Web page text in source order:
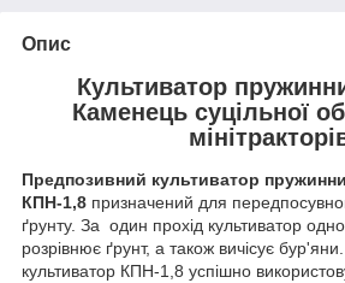
Опис
Культиватор
Каменець суцільної
Предпозивний культиватор
КПН-1,8 призначений для
ґрунту. За один прохід культиватор
розрівнює ґрунт, а також вичісує
культиватор КПН-1,8 успішно